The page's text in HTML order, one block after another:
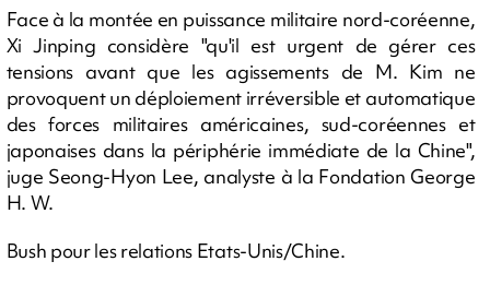
Face à la montée en puissance militaire nord-coréenne,
Xi Jinping considère "qu'il est urgent de gérer ces
tensions avant que les agissements de M. Kim ne
provoquent un déploiement irréversible et automatique
des forces militaires américaines, sud-coréennes et
japonaises dans la périphérie immédiate de la Chine",
juge Seong-Hyon Lee, analyste à la Fondation George
H. W.
Bush pour les relations Etats-Unis/Chine.